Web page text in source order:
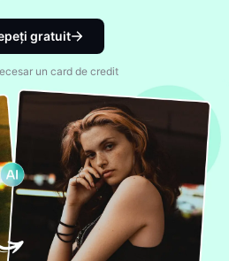
gratuit
un card de credit